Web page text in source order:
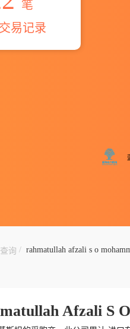
笔
易记录
询 / rahmatullah afzali s o